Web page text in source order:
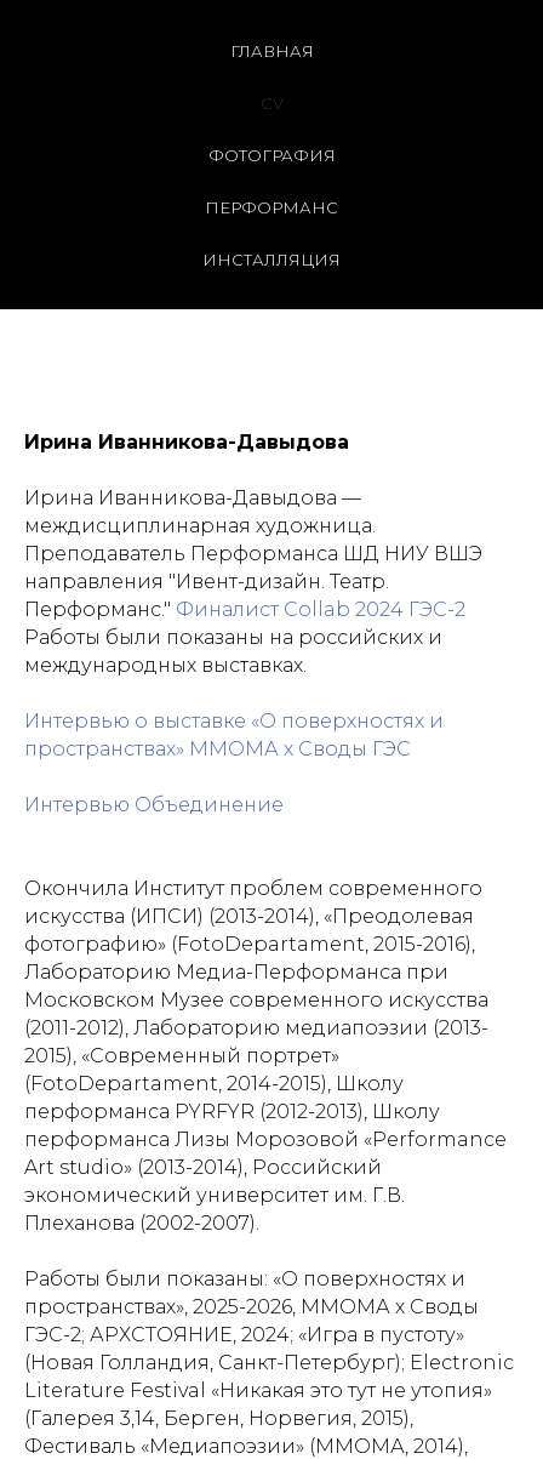
ГЛАВНАЯ
CV
ФОТОГРАФИЯ
ПЕРФОРМАНС
ИНСТАЛЛЯЦИЯ
Ирина Иванникова-Давыдова
Ирина Иванникова-Давыдова —
междисциплинарная художница.
Преподаватель Перформанса ШД НИУ ВШЭ
направления "Ивент-дизайн. Театр.
Перформанс." Финалист Collab 2024 ГЭС-2
Работы были показаны на российских и
международных выставках.
Интервью о выставке «О поверхностях и
пространствах» ММОМА х Своды ГЭС
Интервью Объединение
Окончила Институт проблем современного
искусства (ИПСИ) (2013-2014), «Преодолевая
фотографию» (FotoDepartament, 2015-2016),
Лабораторию Медиа-Перформанса при
Московском Музее современного искусства
(2011-2012), Лабораторию медиапоэзии (2013-
2015), «Современный портрет»
(FotoDepartament, 2014-2015), Школу
перформанса PYRFYR (2012-2013), Школу
перформанса Лизы Морозовой «Performance
Art studio» (2013-2014), Российский
экономический университет им. Г.В.
Плеханова (2002-2007).
Работы были показаны: «О поверхностях и
пространствах», 2025-2026, ММОМА х Своды
ГЭС-2; АРХСТОЯНИЕ, 2024; «Игра в пустоту»
(Новая Голландия, Санкт-Петербург); Electronic
Literature Festival «Никакая это тут не утопия»
(Галерея 3,14, Берген, Норвегия, 2015),
Фестиваль «Медиапоэзии» (ММОМА, 2014),